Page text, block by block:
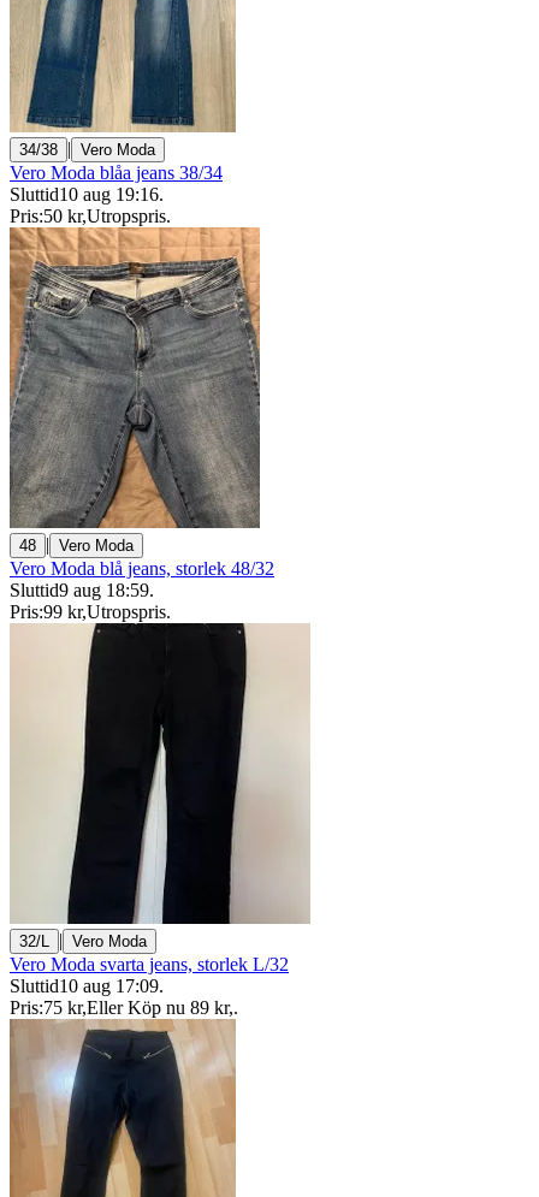
34/38 | Vero Moda
Vero Moda blåa jeans 38/34
Sluttid10 aug 19:16.
Pris:50 kr,Utropspris.
48 | Vero Moda
Vero Moda blå jeans, storlek 48/32
Sluttid9 aug 18:59.
Pris:99 kr,Utropspris.
32/L | Vero Moda
Vero Moda svarta jeans, storlek L/32
Sluttid10 aug 17:09.
Pris:75 kr,Eller Köp nu 89 kr,.